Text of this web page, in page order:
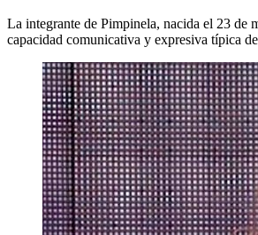
La integrante de Pimpinela, nacida el 23 de
capacidad comunicativa y expresiva típica